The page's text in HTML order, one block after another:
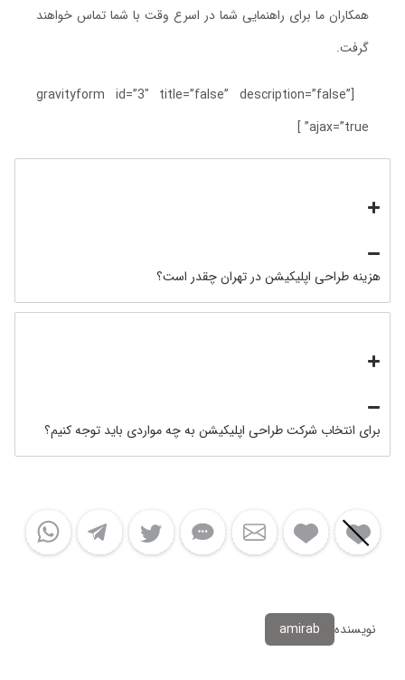
همکاران ما برای راهنمایی شما در اسرع وقت با شما تماس خواهند
گرفت.
[gravityform id=”3″ title=”false” description=”false”
ajax=”true” ]
هزینه طراحی اپلیکیشن در تهران چقدر است؟
برای انتخاب شرکت طراحی اپلیکیشن به چه مواردی باید توجه کنیم؟
نویسنده amirab